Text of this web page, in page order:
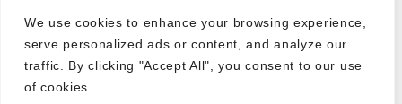
We use cookies to enhance your browsing experience,
serve personalized ads or content, and analyze our
traffic. By clicking "Accept All", you consent to our use
of cookies.